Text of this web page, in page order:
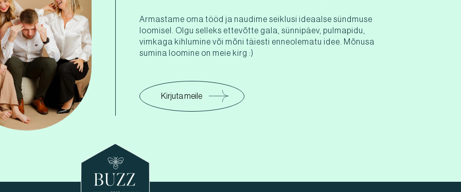
Armastame oma tööd ja naudime seiklusi ideaalse sündmuse
loomisel. Olgu selleks ettevõtte gala, sünnipäev, pulmapidu,
vimkaga kihlumine või mõni täiesti enneolematu idee. Mõnusa
sumina loomine on meie kirg :)
Kirjuta meile